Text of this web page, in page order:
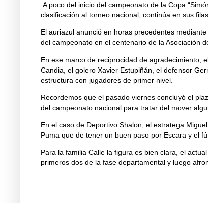
A poco del inicio del campeonato de la Copa
clasificación al torneo nacional, continúa en sus
El auriazul anunció en horas precedentes
del campeonato en el centenario de la Asociación
En ese marco de reciprocidad de agradecimiento,
Candia, el golero Xavier Estupiñán, el defensor
estructura con jugadores de primer nivel.
Recordemos que el pasado viernes concluyó el
del campeonato nacional para tratar del mover
En el caso de Deportivo Shalon, el estratega
Puma que de tener un buen paso por Escara y el
Para la familia Calle la figura es bien clara, el
primeros dos de la fase departamental y luego